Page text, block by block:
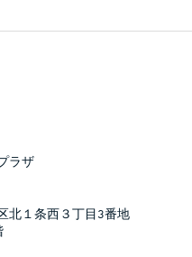
ラザ
北１条西３丁目3番地